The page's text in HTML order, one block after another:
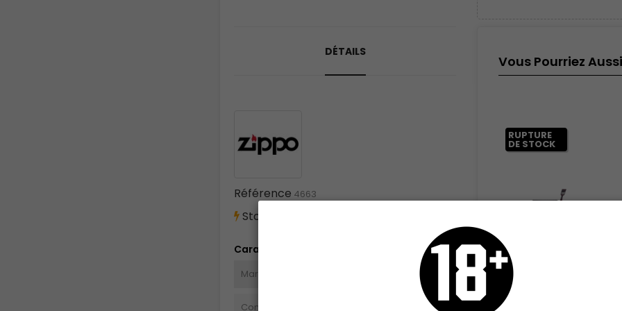
DÉTAILS
Référence 4663
Stock propre, envoi rapide :
Caractéristiques
Marque
Contenu
Vous Pourriez
RUPTURE
DE STOCK